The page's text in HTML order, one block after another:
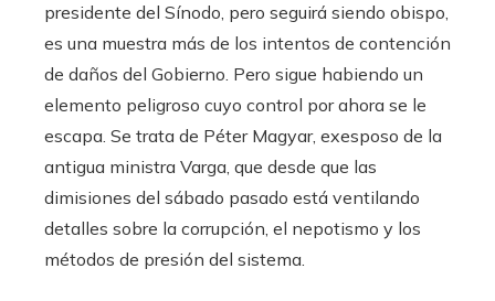
presidente del Sínodo, pero seguirá siendo obispo,
es una muestra más de los intentos de contención
de daños del Gobierno. Pero sigue habiendo un
elemento peligroso cuyo control por ahora se le
escapa. Se trata de Péter Magyar, exesposo de la
antigua ministra Varga, que desde que las
dimisiones del sábado pasado está ventilando
detalles sobre la corrupción, el nepotismo y los
métodos de presión del sistema.